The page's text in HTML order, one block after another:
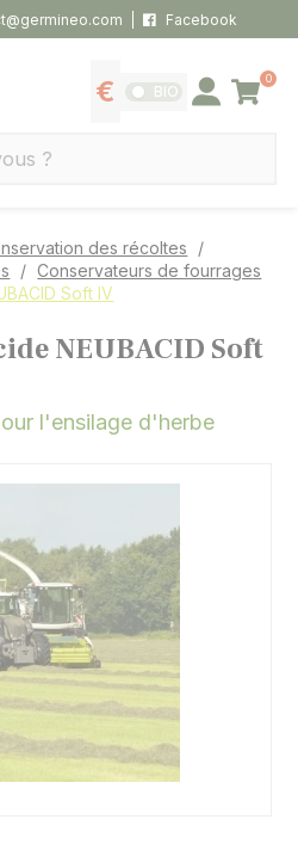
Facebook
Afficher les tarifs
BIO Se connecter
0
Panier
des récoltes
Conservateurs de fourrages
Soft IV
NEUBACID Soft
l'ensilage d'herbe